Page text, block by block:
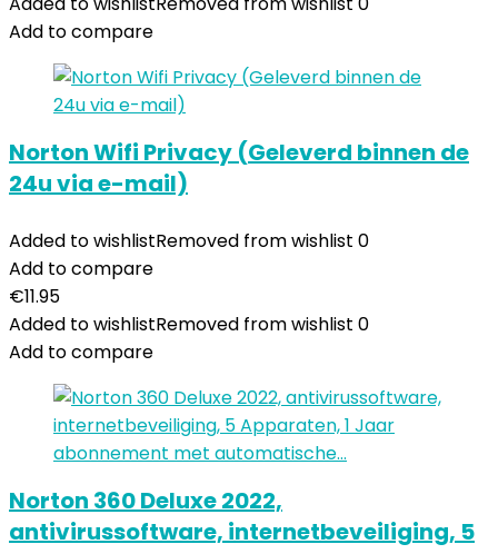
Add to compare
Norton Wifi Privacy (Geleverd binnen de
24u via e-mail)
Added to wishlistRemoved from wishlist 0
Add to compare
€11.95
Added to wishlistRemoved from wishlist 0
Add to compare
Norton 360 Deluxe 2022,
antivirussoftware, internetbeveiliging, 5